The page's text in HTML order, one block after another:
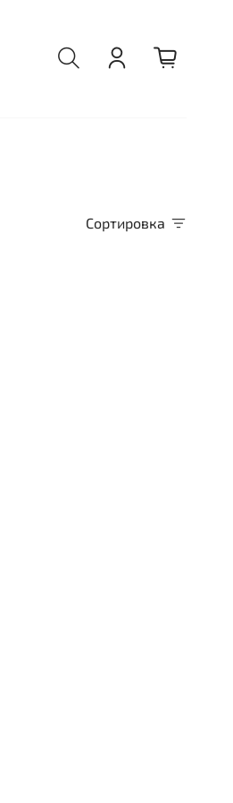
Сортировка